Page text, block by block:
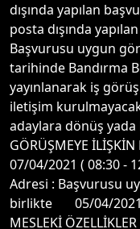
dışında yapılan
posta dışında
Başvurusu uygun
tarihinde Bandırma
yayınlanarak iş
iletişim
adaylara dönüş yada
GÖRÜŞMEYE
07/04/2021 ( 08:30 -
Adresi : Başvurusu
birlikte 05/04/2021
MESLEKİ